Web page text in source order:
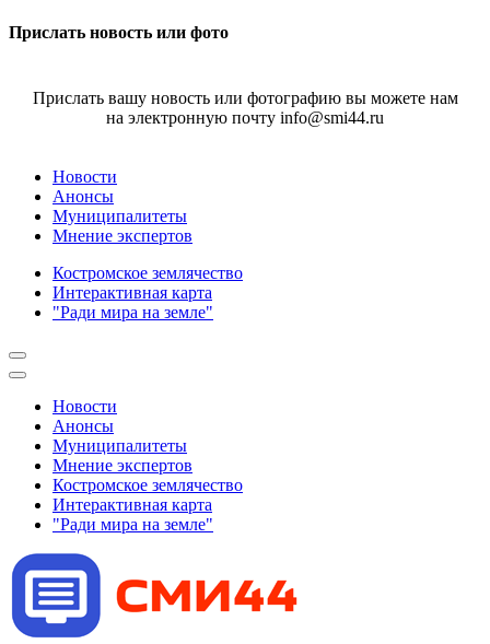
Прислать новость или фото
Прислать вашу новость или фотографию вы можете нам
на электронную почту info@smi44.ru
Новости
Анонсы
Муниципалитеты
Мнение экспертов
Костромское землячество
Интерактивная карта
"Ради мира на земле"
Новости
Анонсы
Муниципалитеты
Мнение экспертов
Костромское землячество
Интерактивная карта
"Ради мира на земле"